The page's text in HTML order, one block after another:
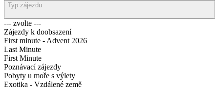
Typ zájezdu
--- zvolte ---
Zájezdy k doobsazení
First minute - Advent 2026
Last Minute
First Minute
Poznávací zájezdy
Pobyty u moře s výlety
Exotika - Vzdálené země